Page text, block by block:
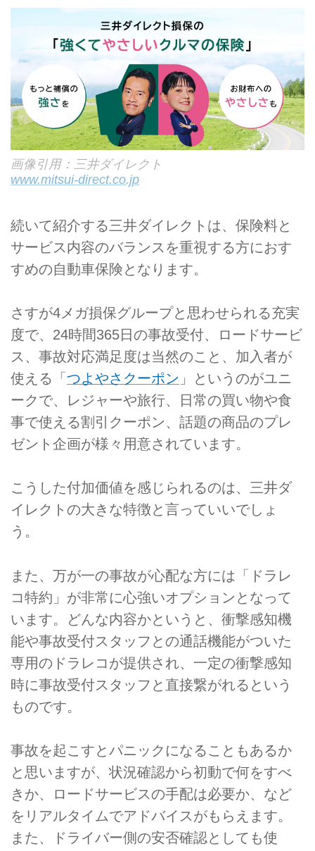
画像引用：三井ダイレクト
www.mitsui-direct.co.jp
続いて紹介する三井ダイレクトは、保険料と
サービス内容のバランスを重視する方におす
すめの自動車保険となります。
さすが4メガ損保グループと思わせられる充実
度で、24時間365日の事故受付、ロードサービ
ス、事故対応満足度は当然のこと、加入者が
使える「 つよやさクーポン 」というのがユニ
ークで、レジャーや旅行、日常の買い物や食
事で使える割引クーポン、話題の商品のプレ
ゼント企画が様々用意されています。
こうした付加価値を感じられるのは、三井ダ
イレクトの大きな特徴と言っていいでしょ
う。
また、万が一の事故が心配な方には「ドラレ
コ特約」が非常に心強いオプションとなって
います。どんな内容かというと、衝撃感知機
能や事故受付スタッフとの通話機能がついた
専用のドラレコが提供され、一定の衝撃感知
時に事故受付スタッフと直接繋がれるという
ものです。
事故を起こすとパニックになることもあるか
と思いますが、状況確認から初動で何をすべ
きか、ロードサービスの手配は必要か、など
をリアルタイムでアドバイスがもらえます。
また、ドライバー側の安否確認としても使